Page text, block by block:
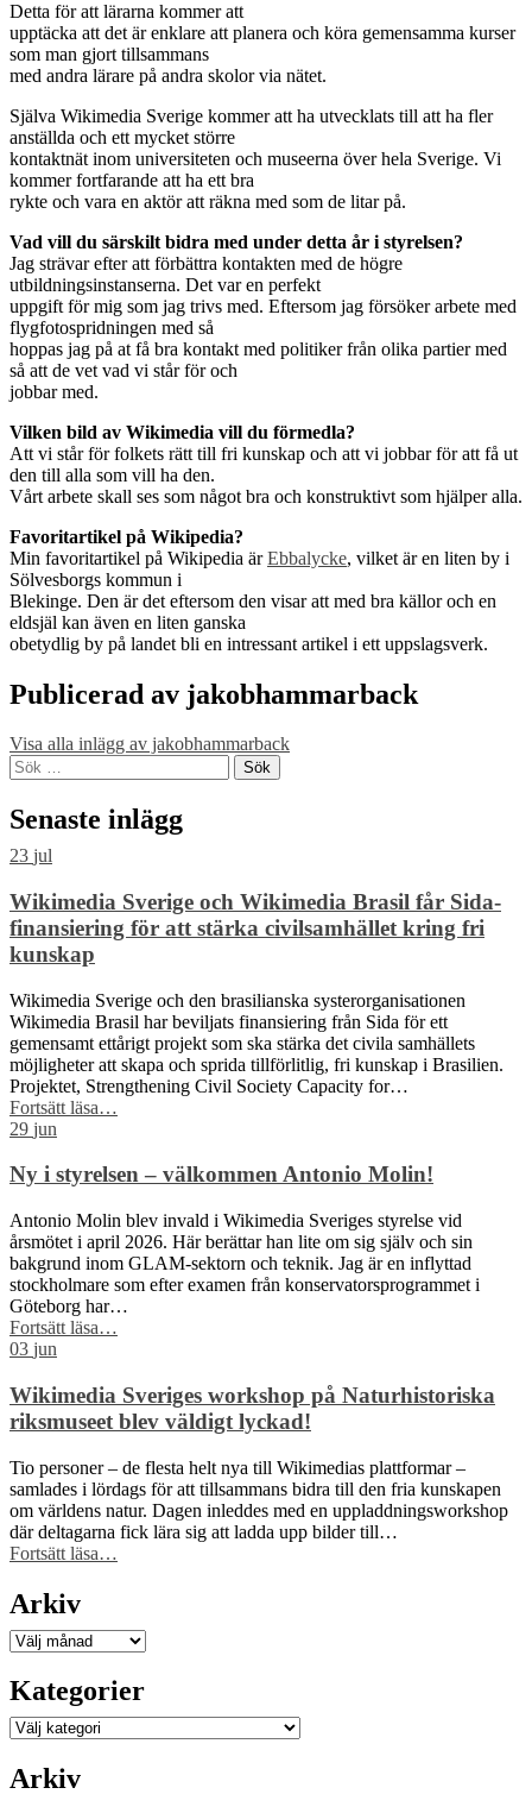
Detta för att lärarna kommer att
upptäcka att det är enklare att planera och köra gemensamma kurser
som man gjort tillsammans
med andra lärare på andra skolor via nätet.
Själva Wikimedia Sverige kommer att ha utvecklats till att ha fler
anställda och ett mycket större
kontaktnät inom universiteten och museerna över hela Sverige. Vi
kommer fortfarande att ha ett bra
rykte och vara en aktör att räkna med som de litar på.
Vad vill du särskilt bidra med under detta år i styrelsen?
Jag strävar efter att förbättra kontakten med de högre
utbildningsinstanserna. Det var en perfekt
uppgift för mig som jag trivs med. Eftersom jag försöker arbete med
flygfotospridningen med så
hoppas jag på at få bra kontakt med politiker från olika partier med
så att de vet vad vi står för och
jobbar med.
Vilken bild av Wikimedia vill du förmedla?
Att vi står för folkets rätt till fri kunskap och att vi jobbar för att få ut
den till alla som vill ha den.
Vårt arbete skall ses som något bra och konstruktivt som hjälper alla.
Favoritartikel på Wikipedia?
Min favoritartikel på Wikipedia ärEbbalycke, vilket är en liten by i
Sölvesborgs kommun i
Blekinge. Den är det eftersom den visar att med bra källor och en
eldsjäl kan även en liten ganska
obetydlig by på landet bli en intressant artikel i ett uppslagsverk.
Publicerad av jakobhammarback
Visa alla inlägg av jakobhammarback
Skip
back
to
main
navigation
Sök
efter:
Senaste inlägg
23 jul
Wikimedia Sverige och Wikimedia Brasil får Sida-
finansiering för att stärka civilsamhället kring fri
kunskap
Wikimedia Sverige och den brasilianska systerorganisationen
Wikimedia Brasil har beviljats finansiering från Sida för ett
gemensamt ettårigt projekt som ska stärka det civila samhällets
möjligheter att skapa och sprida tillförlitlig, fri kunskap i Brasilien.
Projektet, Strengthening Civil Society Capacity for…
Fortsätt läsa
Wikimedia
får
Sida-
finansiering
för
att
civilsamhället
fri
kunskap”
…
29 jun
Ny i styrelsen – välkommen Antonio Molin!
Antonio Molin blev invald i Wikimedia Sveriges styrelse vid
årsmötet i april 2026. Här berättar han lite om sig själv och sin
bakgrund inom GLAM-sektorn och teknik. Jag är en inflyttad
stockholmare som efter examen från konservatorsprogrammet i
Göteborg har…
Fortsätt läsa
–
välkommen
Antonio
…
03 jun
Wikimedia Sveriges workshop på Naturhistoriska
riksmuseet blev väldigt lyckad!
Tio personer – de flesta helt nya till Wikimedias plattformar –
samlades i lördags för att tillsammans bidra till den fria kunskapen
om världens natur. Dagen inleddes med en uppladdningsworkshop
där deltagarna fick lära sig att ladda upp bilder till…
Fortsätt läsa
Naturhistoriska
riksmuseet
blev
väldigt
lyckad!”
…
Arkiv
Arkiv
Kategorier
Kategorier
Arkiv